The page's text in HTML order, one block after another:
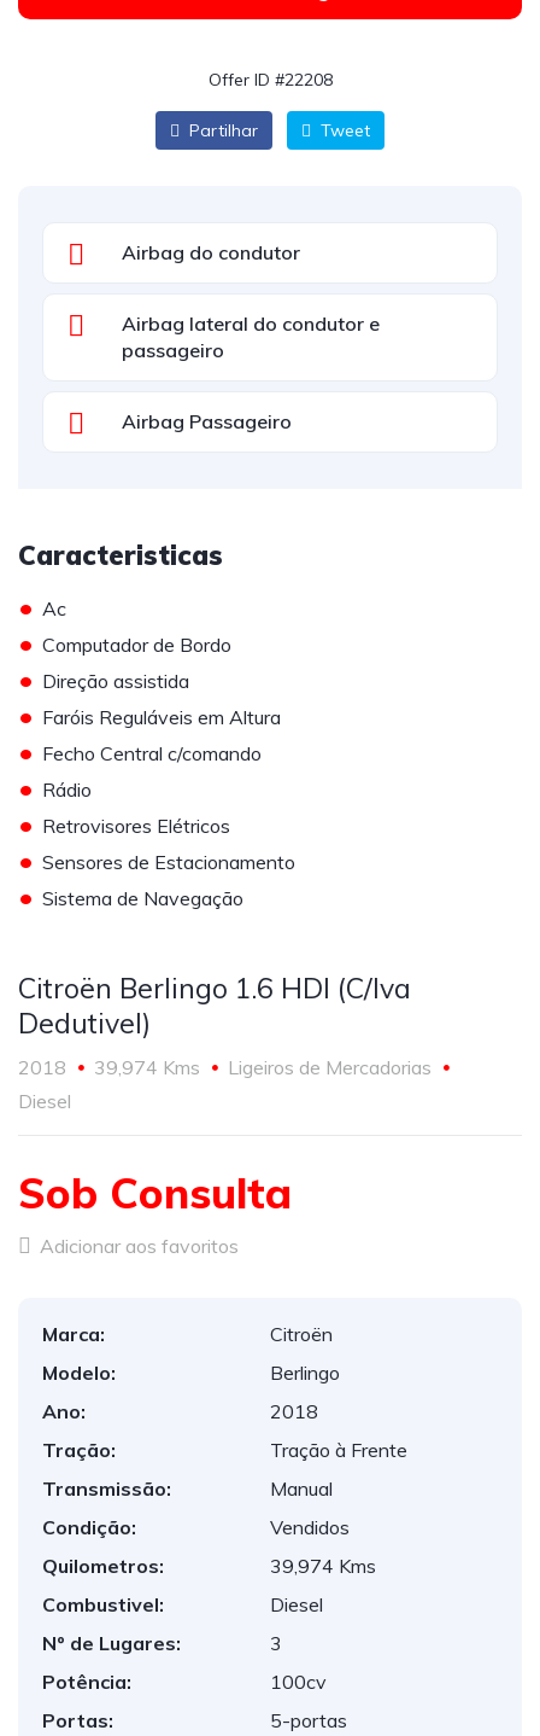
Offer ID #22208
Partilhar Tweet
Airbag do condutor
Airbag lateral do condutor e
passageiro
Airbag Passageiro
Caracteristicas
• Ac
• Computador de Bordo
• Direção assistida
• Faróis Reguláveis em Altura
• Fecho Central c/comando
• Rádio
• Retrovisores Elétricos
• Sensores de Estacionamento
• Sistema de Navegação
Citroën Berlingo 1.6 HDI (C/Iva
Dedutivel)
2018 39,974 Kms
Ligeiros de Mercadorias
Diesel
Sob Consulta
Adicionar aos favoritos
Marca:
Citroën
Modelo:
Berlingo
Ano:
2018
Tração:
Tração à Frente
Transmissão:
Manual
Condição:
Vendidos
Quilometros:
39,974 Kms
Combustivel:
Diesel
Nº de Lugares:
3
Potência:
100cv
Portas:
5-portas